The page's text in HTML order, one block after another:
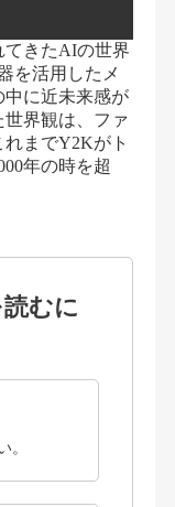
てきたAIの世界
を活用したメ
中に近未来感が
界観は、ファ
までY2Kがト
年の時を超
むに
。